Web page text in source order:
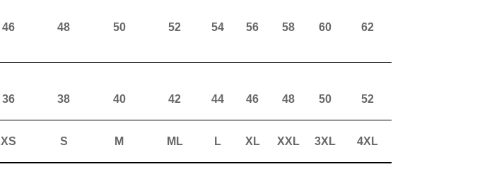
46 48 50 52 54 56 58 60 62
36 38 40 42 44 46 48 50 52
XS S M ML L XL XXL 3XL 4XL